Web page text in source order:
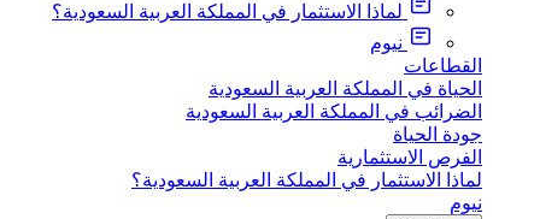
لماذا الاستثمار في المملكة العربية السعودية؟
نيوم
القطاعات
الحياة في المملكة العربية السعودية
الضرائب في المملكة العربية السعودية
جودة الحياة
الفرص الاستثمارية
لماذا الاستثمار في المملكة العربية السعودية؟
نيوم